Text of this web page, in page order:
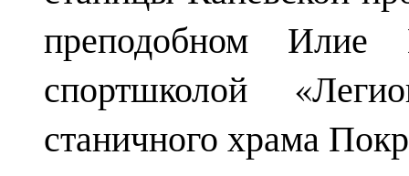
преподобном Илие
спортшколой
станичного храма